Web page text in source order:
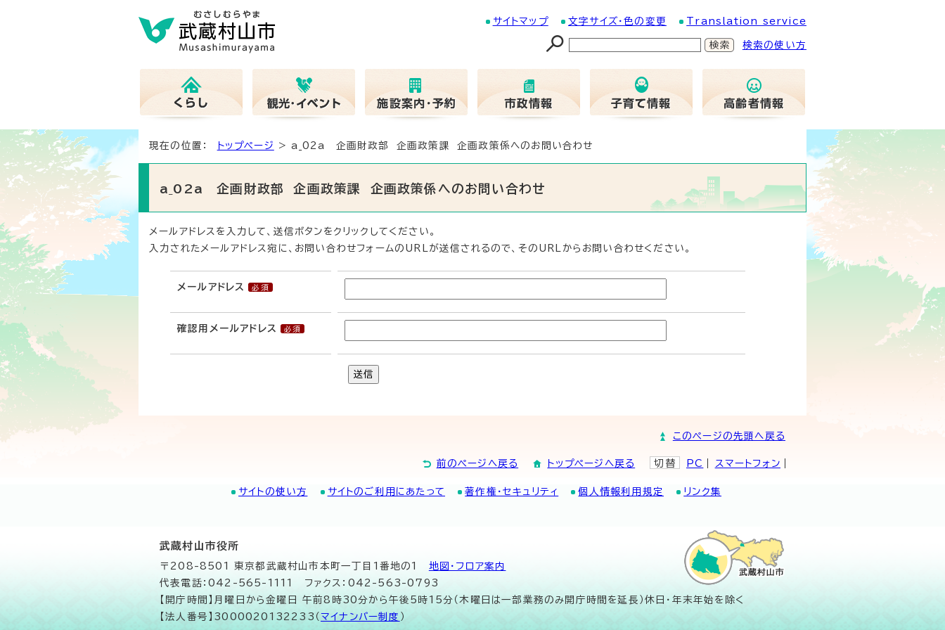
サイトマップ 文字サイズ・色の変更 Translation service
検索の使い方
現在の位置： トップページ > a_02a 企画財政部 企画政策課 企画政策係へのお問い合わせ
a_02a 企画財政部 企画政策課 企画政策係へのお問い合わせ
メールアドレスを入力して、送信ボタンをクリックしてください。
入力されたメールアドレス宛に、お問い合わせフォームのURLが送信されるので、そのURLからお問い合わせください。
メールアドレス
確認用メールアドレス
送信
このページの先頭へ戻る
前のページへ戻る トップページへ戻る 切替 PC スマートフォン
サイトの使い方 サイトのご利用にあたって 著作権・セキュリティ 個人情報利用規定 リンク集
武蔵村山市役所
〒208-8501 東京都武蔵村山市本町一丁目1番地の1 地図･フロア案内
代表電話：042-565-1111 ファクス：042-563-0793
【開庁時間】月曜日から金曜日 午前8時30分から午後5時15分（木曜日は一部業務のみ開庁時間を延長）休日・年末年始を除く
【法人番号】3000020132233（ マイナンバー制度 ）